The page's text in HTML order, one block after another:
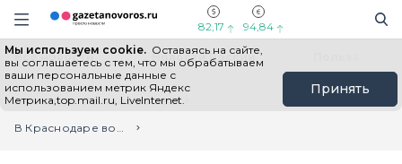
Информационный портал "ГазетаНоворос.ру"
Навигация сайта
82,17 94,84
Мы используем cookie. Оставаясь на сайте,
вы соглашаетесь с тем, что мы обрабатываем
ваши персональные данные с
использованием метрик Яндекс
Метрика,top.mail.ru, LiveInternet.
Принять
Все новости Новости России
Главная
Лента новостей
В Краснодаре волонтёры начали закрашивать пронаркотические надписи на улицах